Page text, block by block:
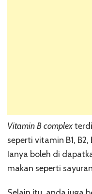
Vitamin B complex
seperti vitamin B1, B2,
Ianya boleh di
makan seperti